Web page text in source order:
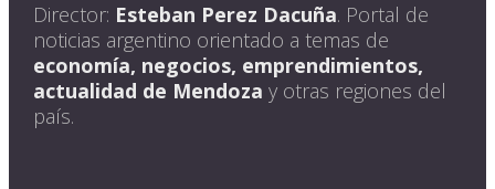
Director: Esteban Perez Dacuña. Portal de
noticias argentino orientado a temas de
economía, negocios, emprendimientos,
actualidad de Mendoza y otras regiones del
país.